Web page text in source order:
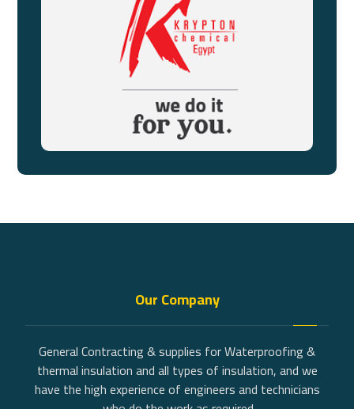
Our Company
General Contracting & supplies for Waterproofing &
thermal insulation and all types of insulation, and we
have the high experience of engineers and technicians